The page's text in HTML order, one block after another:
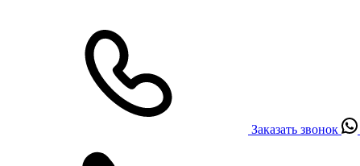
Заказать звонок